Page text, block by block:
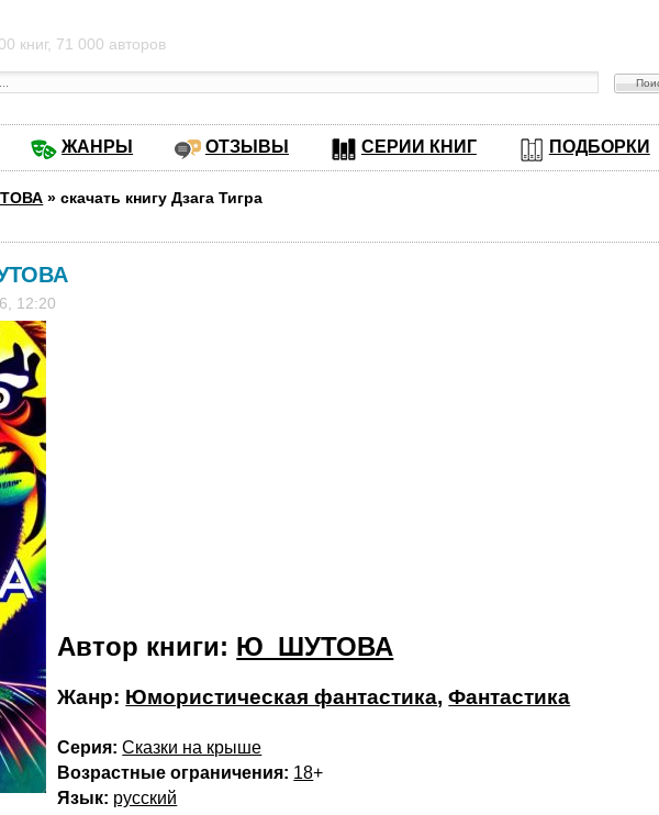
книг, 71 000 авторов
ЖАНРЫ ОТЗЫВЫ СЕРИИ КНИГ ПОДБОРКИ
»скачать книгу Дзага Тигра
12:20
Автор книги: Ю_ШУТОВА
Жанр: Юмористическая фантастика,Фантастика
Серия: Сказки на крыше
Возрастные ограничения: 18+
Язык: русский